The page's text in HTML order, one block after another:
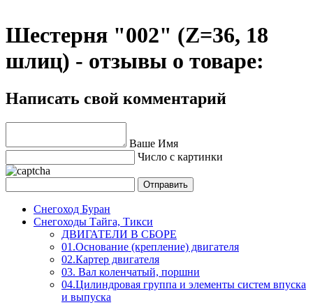
Шестерня "002" (Z=36, 18
шлиц) - отзывы о товаре:
Написать свой комментарий
Ваше Имя
Число с картинки
Снегоход Буран
Снегоходы Тайга, Тикси
ДВИГАТЕЛИ В СБОРЕ
01.Основание (крепление) двигателя
02.Картер двигателя
03. Вал коленчатый, поршни
04.Цилиндровая группа и элементы систем впуска
и выпуска